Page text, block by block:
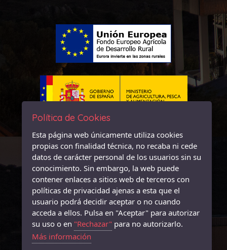
Política de Cookies
Esta página web únicamente utiliza cookies
propias con finalidad técnica, no recaba ni cede
datos de carácter personal de los usuarios sin su
conocimiento. Sin embargo, la web puede
contener enlaces a sitios web de terceros con
políticas de privacidad ajenas a esta que el
usuario podrá decidir aceptar o no cuando
acceda a ellos. Pulsa en "Aceptar" para autorizar
su uso o en "Rechazar" para no autorizarlo.
Más información